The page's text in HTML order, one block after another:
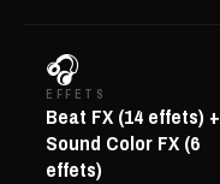
🎧
EFFETS
Beat FX (14 effets) +
Sound Color FX (6
effets)